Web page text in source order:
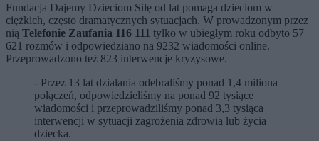
Fundacja Dajemy Dzieciom Siłę od lat pomaga dzieciom w
ciężkich, często dramatycznych sytuacjach. W prowadzonym przez
nią Telefonie Zaufania 116 111 tylko w ubiegłym roku odbyto 57
621 rozmów i odpowiedziano na 9232 wiadomości online.
Przeprowadzono też 823 interwencje kryzysowe.
- Przez 13 lat działania odebraliśmy ponad 1,4 miliona
połączeń, odpowiedzieliśmy na ponad 92 tysiące
wiadomości i przeprowadziliśmy ponad 3,3 tysiąca
interwencji w sytuacji zagrożenia zdrowia lub życia
dziecka.